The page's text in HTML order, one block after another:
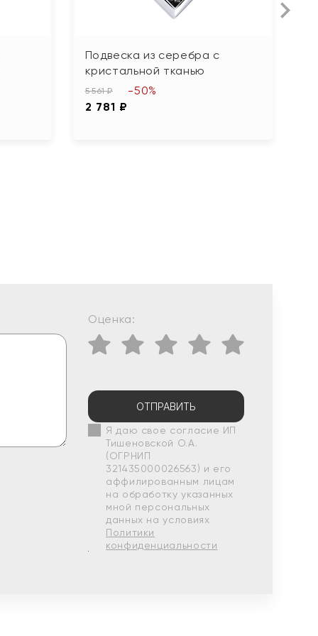
Подвеска из серебра с
кристальной тканью
5 561 ₽
2 781 ₽
-50%
Оценка:
ОТПРАВИТЬ
Я даю свое согласие ИП
Тишеновской О.А.
(ОГРНИП
321435000026563) и его
аффилированным лицам
на обработку указанных
мной персональных
данных на условиях
Политики
конфиденциальности